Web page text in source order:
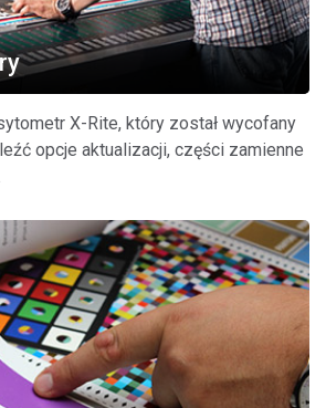
X-Rite, który został wycofany
opcje aktualizacji, części zamienne